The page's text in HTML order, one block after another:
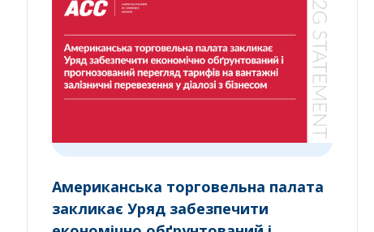
Американська торговельна палата
закликає Уряд забезпечити